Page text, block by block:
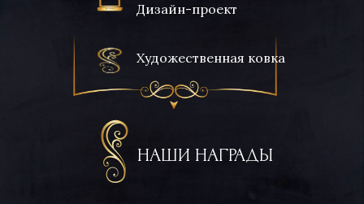
Дизайн-проект
Художественная ковка
НАШИ НАГРАДЫ